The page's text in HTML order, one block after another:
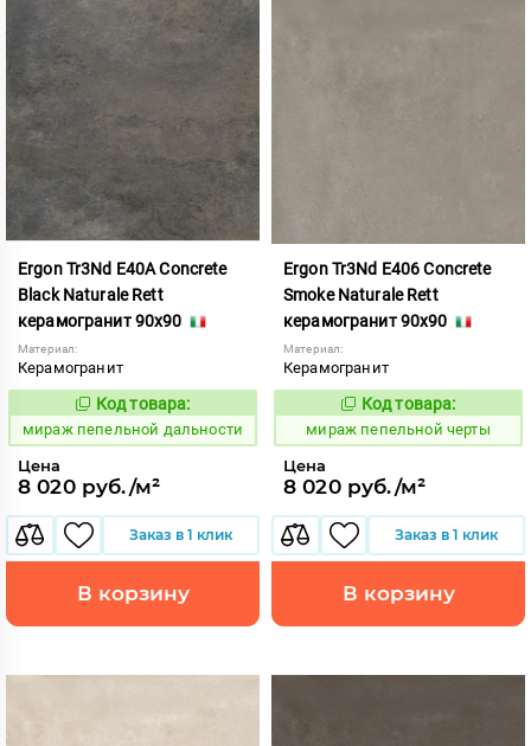
Ergon Tr3Nd E40A Concrete
Black Naturale Rett
керамогранит 90x90
Материал:
Керамогранит
993246
Код товара:
мираж пепельной дальности
Цена
8 020 руб./м²
Заказ в 1 клик
В корзину
Ergon Tr3Nd E406 Concrete
Smoke Naturale Rett
керамогранит 90x90
Материал:
Керамогранит
993245
Код товара:
мираж пепельной черты
Цена
8 020 руб./м²
Заказ в 1 клик
В корзину